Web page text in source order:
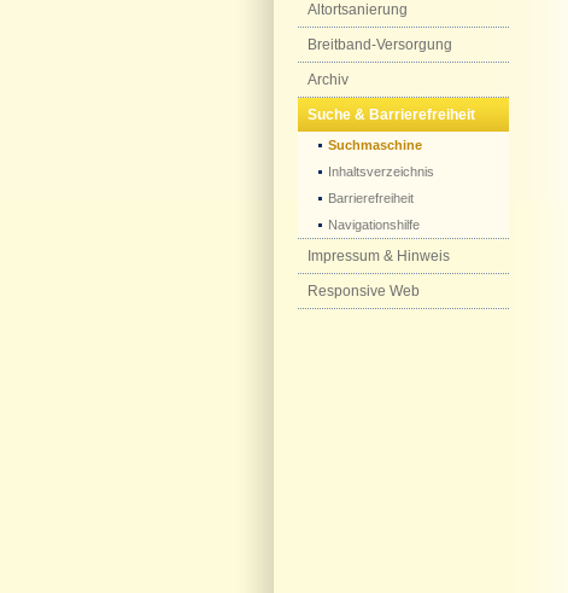
Altortsanierung
Breitband-Versorgung
Archiv
Suche & Barrierefreiheit
Suchmaschine
Inhaltsverzeichnis
Barrierefreiheit
Navigationshilfe
Impressum & Hinweis
Responsive Web